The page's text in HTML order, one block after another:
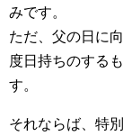
みです。
ただ、父の日に
度日持ちのする
す。
それならば、特